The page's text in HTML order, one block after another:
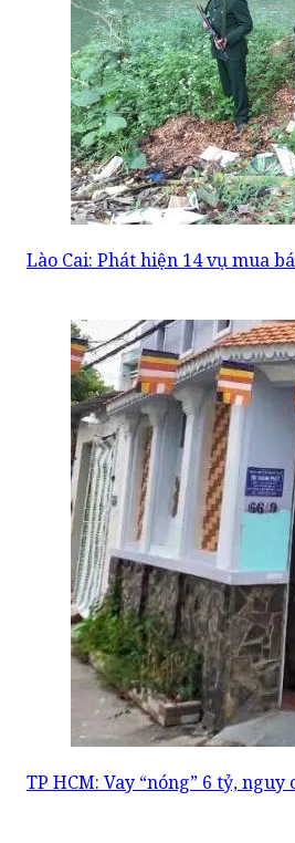
Lào Cai: Phát hiện 14 vụ mua
TP HCM: Vay “nóng” 6 tỷ,